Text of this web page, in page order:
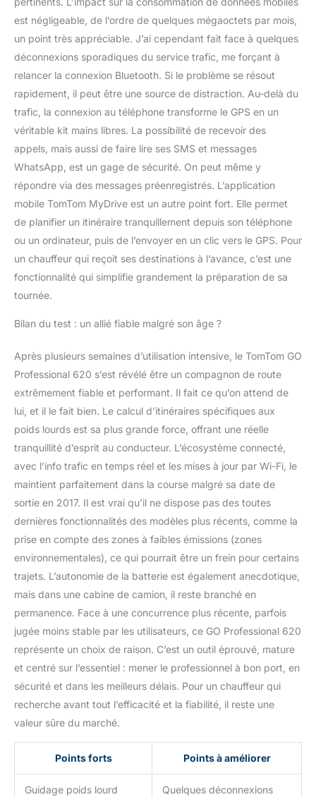
est négligeable, de l’ordre de quelques mégaoctets par mois,
un point très appréciable. J’ai cependant fait face à quelques
déconnexions sporadiques du service trafic, me forçant à
relancer la connexion Bluetooth. Si le problème se résout
rapidement, il peut être une source de distraction. Au-delà du
trafic, la connexion au téléphone transforme le GPS en un
véritable kit mains libres. La possibilité de recevoir des
appels, mais aussi de faire lire ses SMS et messages
WhatsApp, est un gage de sécurité. On peut même y
répondre via des messages préenregistrés. L’application
mobile TomTom MyDrive est un autre point fort. Elle permet
de planifier un itinéraire tranquillement depuis son téléphone
ou un ordinateur, puis de l’envoyer en un clic vers le GPS. Pour
un chauffeur qui reçoit ses destinations à l’avance, c’est une
fonctionnalité qui simplifie grandement la préparation de sa
tournée.
Bilan du test : un allié fiable malgré son âge ?
Après plusieurs semaines d’utilisation intensive, le TomTom GO
Professional 620 s’est révélé être un compagnon de route
extrêmement fiable et performant. Il fait ce qu’on attend de
lui, et il le fait bien. Le calcul d’itinéraires spécifiques aux
poids lourds est sa plus grande force, offrant une réelle
tranquillité d’esprit au conducteur. L’écosystème connecté,
avec l’info trafic en temps réel et les mises à jour par Wi-Fi, le
maintient parfaitement dans la course malgré sa date de
sortie en 2017. Il est vrai qu’il ne dispose pas des toutes
dernières fonctionnalités des modèles plus récents, comme la
prise en compte des zones à faibles émissions (zones
environnementales), ce qui pourrait être un frein pour certains
trajets. L’autonomie de la batterie est également anecdotique,
mais dans une cabine de camion, il reste branché en
permanence. Face à une concurrence plus récente, parfois
jugée moins stable par les utilisateurs, ce GO Professional 620
représente un choix de raison. C’est un outil éprouvé, mature
et centré sur l’essentiel : mener le professionnel à bon port, en
sécurité et dans les meilleurs délais. Pour un chauffeur qui
recherche avant tout l’efficacité et la fiabilité, il reste une
valeur sûre du marché.
Points forts Points à améliorer
Guidage poids lourd
Quelques déconnexions